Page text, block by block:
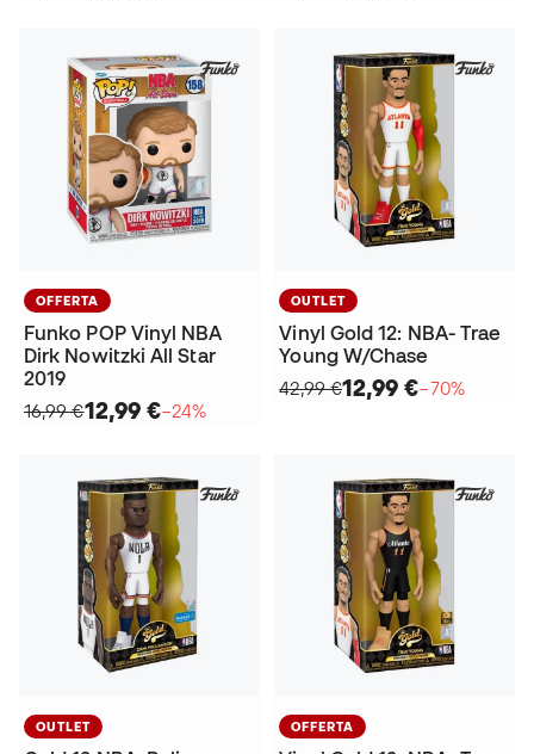
OFFERTA
Funko POP Vinyl NBA
Dirk Nowitzki All Star
2019
16,99 €12,99 €−24%
OUTLET
Vinyl Gold 12: NBA- Trae
Young W/Chase
42,99 €12,99 €−70%
OUTLET OFFERTA